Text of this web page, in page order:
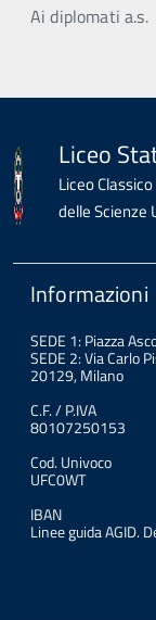
Ai diplomati a.s.
Liceo
Liceo
delle Scienze
Informazioni
SEDE 1: Piazza
SEDE 2: Via Carlo
20129, Milano
C.F. / P.IVA
80107250153
Cod. Univoco
UFC0WT
IBAN
Linee guida AGID.